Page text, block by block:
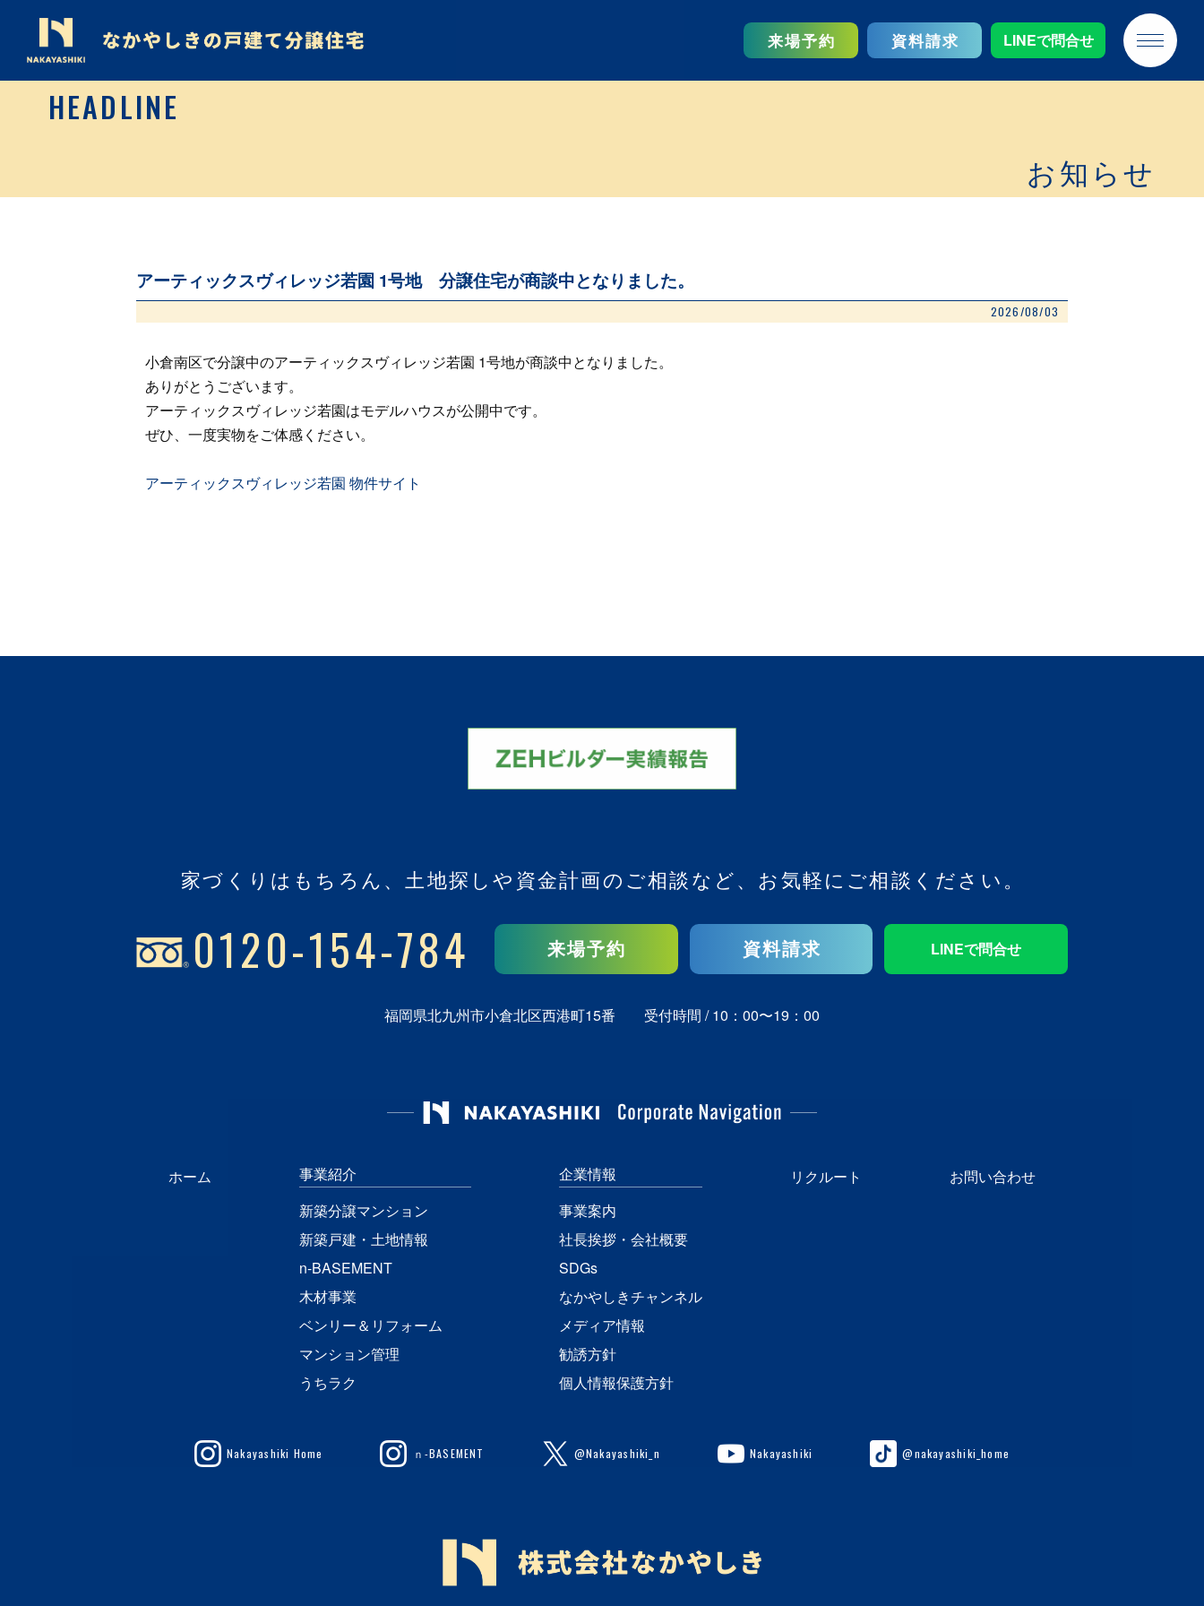
来場予約 資料請求 LINEで問合せ
HEADLINE
お知らせ
アーティックスヴィレッジ若園 1号地 分譲住宅が商談中となりました。
2026/08/03
小倉南区で分譲中のアーティックスヴィレッジ若園 1号地が商談中となりました。
ありがとうございます。
アーティックスヴィレッジ若園はモデルハウスが公開中です。
ぜひ、一度実物をご体感ください。
アーティックスヴィレッジ若園 物件サイト
家づくりはもちろん、 土地探しや資金計画のご相談など、 お気軽にご相談ください。
0120-154-784 来場予約 資料請求 LINEで問合せ
福岡県北九州市小倉北区西港町15番 受付時間 / 10：00〜19：00
ホーム
事業紹介
新築分譲マンション
新築戸建・土地情報
n-BASEMENT
木材事業
ベンリー＆リフォーム
マンション管理
うちラク
企業情報
事業案内
社長挨拶・会社概要
SDGs
なかやしきチャンネル
メディア情報
勧誘方針
個人情報保護方針
リクルート お問い合わせ
Nakayashiki Home ｎ-BASEMENT @Nakayashiki_n Nakayashiki @nakayashiki_home